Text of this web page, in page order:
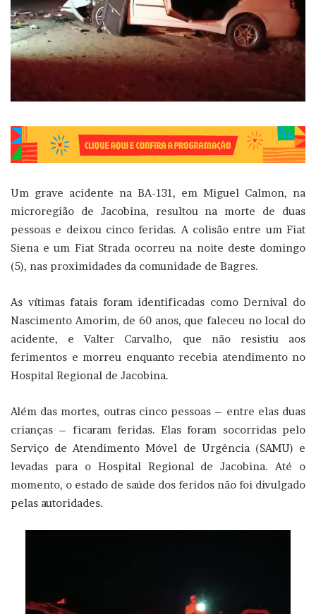
Um grave acidente na BA-131, em Miguel Calmon, na
microregião de Jacobina, resultou na morte de duas
pessoas e deixou cinco feridas. A colisão entre um Fiat
Siena e um Fiat Strada ocorreu na noite deste domingo
(5), nas proximidades da comunidade de Bagres.
As vítimas fatais foram identificadas como Dernival do
Nascimento Amorim, de 60 anos, que faleceu no local do
acidente, e Valter Carvalho, que não resistiu aos
ferimentos e morreu enquanto recebia atendimento no
Hospital Regional de Jacobina.
Além das mortes, outras cinco pessoas – entre elas duas
crianças – ficaram feridas. Elas foram socorridas pelo
Serviço de Atendimento Móvel de Urgência (SAMU) e
levadas para o Hospital Regional de Jacobina. Até o
momento, o estado de saúde dos feridos não foi divulgado
pelas autoridades.